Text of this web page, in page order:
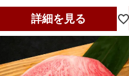
詳細を見る